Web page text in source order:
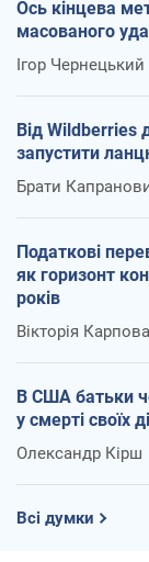
Ось кінцева
масованого
Ігор Чернецький
Від
запустити
Брати
Податкові
як горизонт
років
Вікторія Карпова
В США батьки
у смерті своїх
Олександр Кірш
Всі думки